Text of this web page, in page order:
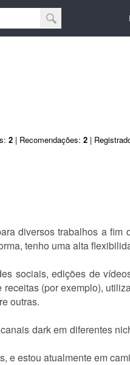
2 | Recomendações: 2 |
diversos trabalhos a fim
tenho uma alta
sociais, edições de
(por exemplo),
outras.
dark em diferentes
e estou atualmente em